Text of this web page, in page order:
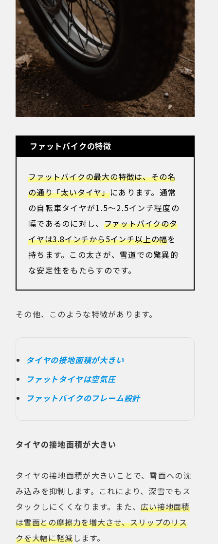
ファットバイクの特徴
ファットバイクの最大の特徴は、その名
の通り「太いタイヤ」にあります。通常
の自転車タイヤが1.5〜2.5インチ程度の
幅であるのに対し、 ファットバイクのタ
イヤは3.8インチから5インチ以上の幅を
持ちます。この太さが、雪道での驚異的
な安定性をもたらすのです。
その他、このような特徴があります。
タイヤの接地面積が大きい
ファットタイヤは空気圧
ファットバイクのフレーム設計
タイヤの接地面積が大きい
タイヤの接地面積が大きいことで、雪面への沈
み込みを抑制します。これにより、深雪でもス
タックしにくくなります。また、広い接地面積
は雪面との摩擦力を増大させ、スリップのリス
クを大幅に軽減します。